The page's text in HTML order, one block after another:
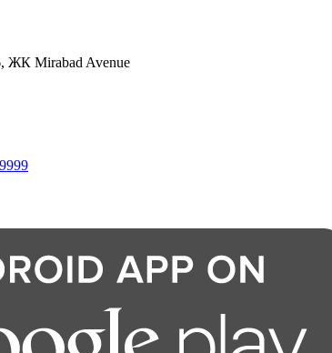
ЖК Mirabad Avenue